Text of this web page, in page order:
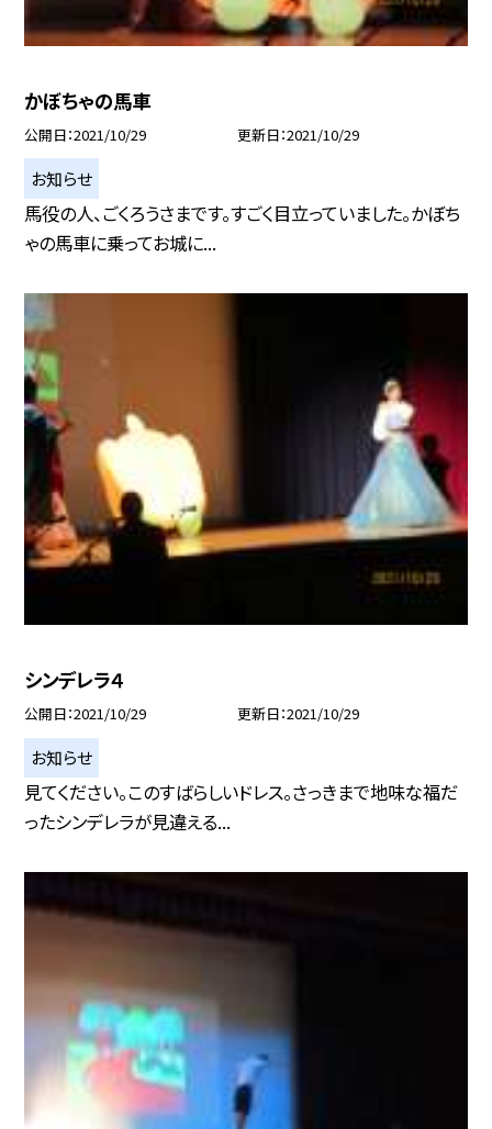
かぼちゃの馬車
公開日 2021/10/29 更新日 2021/10/29
お知らせ
馬役の人、ごくろうさまです。すごく目立っていました。かぼち
ゃの馬車に乗ってお城に...
シンデレラ４
公開日 2021/10/29 更新日 2021/10/29
お知らせ
見てください。このすばらしいドレス。さっきまで地味な福だ
ったシンデレラが見違える...